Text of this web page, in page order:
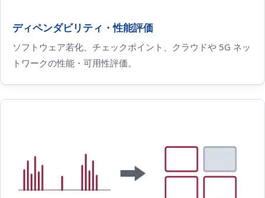
ディペンダビリティ・性能評価
ソフトウェア若化、チェックポイント、クラウドや 5G ネッ
トワークの性能・可用性評価。